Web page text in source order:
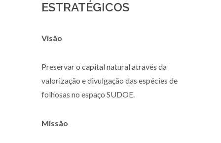
ESTRATÉGICOS
Visão
Preservar o capital natural através da
valorização e divulgação das espécies de
folhosas no espaço SUDOE.
Missão